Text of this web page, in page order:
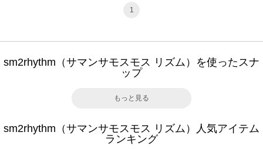
1
sm2rhythm（サマンサモスモス リズム）を使ったスナ
ップ
もっと見る
sm2rhythm（サマンサモスモス リズム）人気アイテム
ランキング